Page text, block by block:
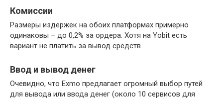
Комиссии
Размеры издержек на обоих платформах примерно
одинаковы – до 0,2% за ордера. Хотя на Yobit есть
вариант не платить за вывод средств.
Ввод и вывод денег
Очевидно, что Exmo предлагает огромный выбор путей
для вывода или ввода денег (около 10 сервисов для